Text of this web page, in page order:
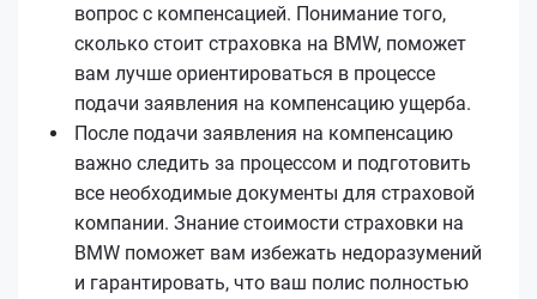
вопрос с компенсацией. Понимание того,
сколько стоит страховка на BMW, поможет
вам лучше ориентироваться в процессе
подачи заявления на компенсацию ущерба.
После подачи заявления на компенсацию
важно следить за процессом и подготовить
все необходимые документы для страховой
компании. Знание стоимости страховки на
BMW поможет вам избежать недоразумений
и гарантировать, что ваш полис полностью